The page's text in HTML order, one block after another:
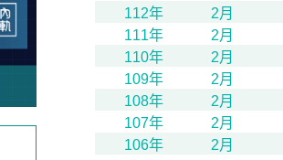
112年
2月
111年
2月
110年
2月
109年
2月
108年
2月
107年
2月
106年
2月